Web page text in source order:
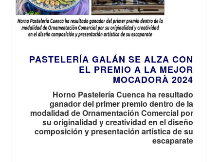
PASTELERÍA GALÁN SE ALZA CON
EL PREMIO A LA MEJOR
MOCADORÀ 2024
Horno Pastelería Cuenca ha resultado
ganador del primer premio dentro de la
modalidad de Ornamentación Comercial por
su originalidad y creatividad en el diseño
composición y presentación artística de su
escaparate